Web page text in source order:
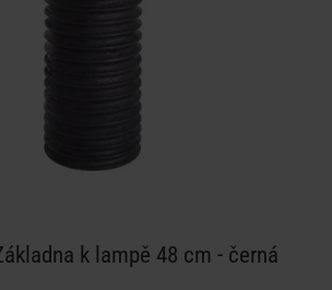
k lampě 48 cm - černá